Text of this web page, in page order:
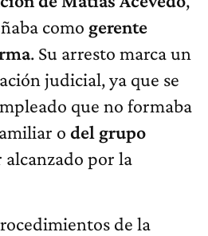
como gerente
. Su arresto marca un
judicial, ya que se
que no formaba
o del grupo
alcanzado por la
de la